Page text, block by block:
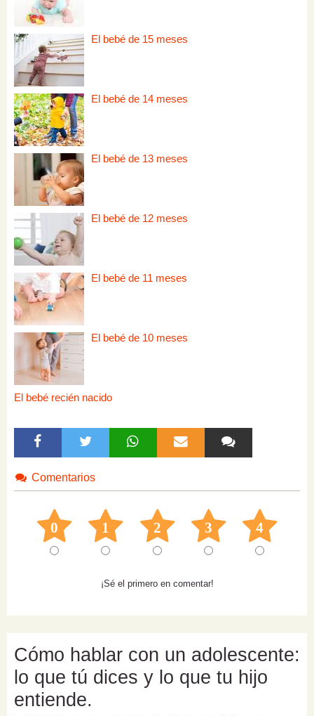
El bebé de 15 meses
El bebé de 14 meses
El bebé de 13 meses
El bebé de 12 meses
El bebé de 11 meses
El bebé de 10 meses
El bebé recién nacido
Comentarios
0 1 2 3 4
¡Sé el primero en comentar!
Cómo hablar con un adolescente:
lo que tú dices y lo que tu hijo
entiende.